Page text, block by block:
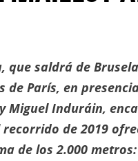
que saldrá de
París, en
Miguel Induráin,
recorrido de 2019
de los 2.000